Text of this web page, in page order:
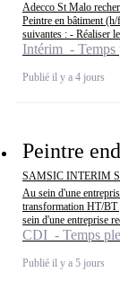
Adecco St Malo
Peintre en bâtiment
suivantes : - Réaliser
Intérim - Temps
Publié il y a 4 jours
Peintre
SAMSIC INTERIM
Au sein d'une
transformation HT/BT
sein d'une entreprise
CDI - Temps
Publié il y a 5 jours